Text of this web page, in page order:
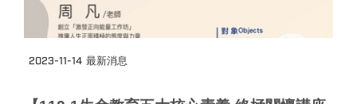
2023-11-14 最新消息